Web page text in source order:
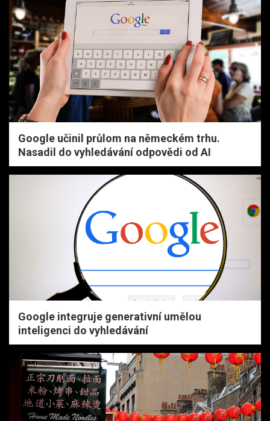
Google učinil průlom na německém trhu.
Nasadil do vyhledávání odpovědi od AI
Google integruje generativní umělou
inteligenci do vyhledávání